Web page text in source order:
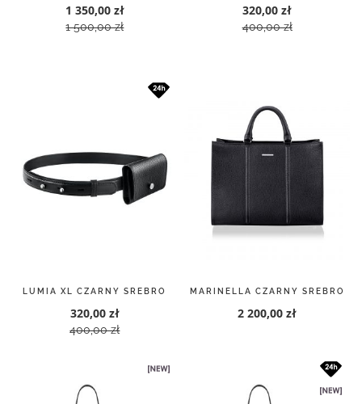
1 350,00 zł
1 500,00 zł
320,00 zł
400,00 zł
LUMIA XL CZARNY SREBRO
320,00 zł
400,00 zł
MARINELLA CZARNY SREBRO
2 200,00 zł